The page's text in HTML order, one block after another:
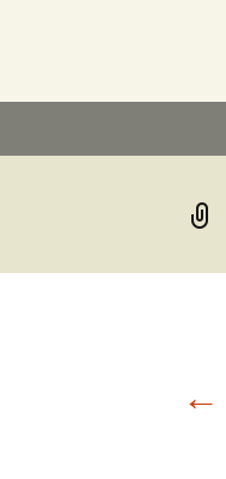
←